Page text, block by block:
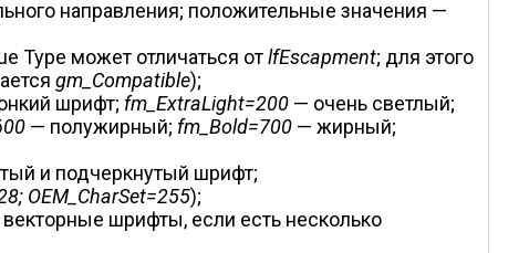
направления; положительные значения —
Type может отличаться отlfEscapment; для этого
gm_Compatible);
шрифт; fm_ExtraLight=200 — очень светлый;
— полужирный; fm_Bold=700 — жирный;
и подчеркнутый шрифт;
OEM_CharSet=255);
шрифты, если есть несколько